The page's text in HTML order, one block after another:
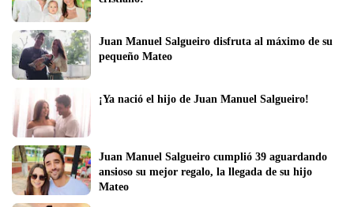
Juan Manuel Salgueiro disfruta al máximo de su
pequeño Mateo
¡Ya nació el hijo de Juan Manuel Salgueiro!
Juan Manuel Salgueiro cumplió 39 aguardando
ansioso su mejor regalo, la llegada de su hijo
Mateo